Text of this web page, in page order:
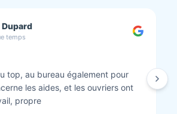
temps
et rénovation façade réalisés.
Personnel au top minutieux et
ils ont finis. Vous pouvez y